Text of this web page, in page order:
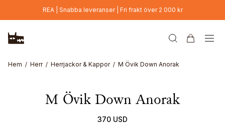
Hoppa till huvudinnehållREA | Snabba leveranser | Fri frakt över 2 000 kr
Hem Herr Herrjackor & Kappor M Övik Down Anorak
M Övik Down Anorak
370 USD